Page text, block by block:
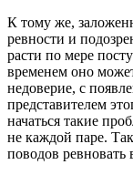
К тому же,
ревности и
расти по мере
временем оно
недоверие, с
представителем
начаться такие
не каждой паре.
поводов